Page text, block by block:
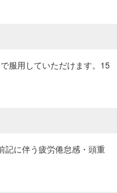
服用していただけます。15
記に伴う疲労倦怠感・頭重